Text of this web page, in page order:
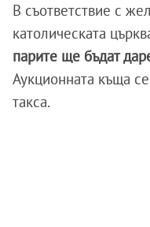
В съответствие с
католическата
парите ще бъдат
Аукционната къща
такса.